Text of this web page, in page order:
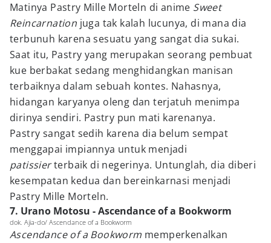
Matinya Pastry Mille Morteln di anime Sweet
Reincarnation juga tak kalah lucunya, di mana dia
terbunuh karena sesuatu yang sangat dia sukai.
Saat itu, Pastry yang merupakan seorang pembuat
kue berbakat sedang menghidangkan manisan
terbaiknya dalam sebuah kontes. Nahasnya,
hidangan karyanya oleng dan terjatuh menimpa
dirinya sendiri. Pastry pun mati karenanya.
Pastry sangat sedih karena dia belum sempat
menggapai impiannya untuk menjadi
patissierterbaik di negerinya. Untunglah, dia diberi
kesempatan kedua dan bereinkarnasi menjadi
Pastry Mille Morteln.
7. Urano Motosu - Ascendance of a Bookworm
dok. Ajia-do/ Ascendance of a Bookworm
Ascendance of a Bookworm memperkenalkan